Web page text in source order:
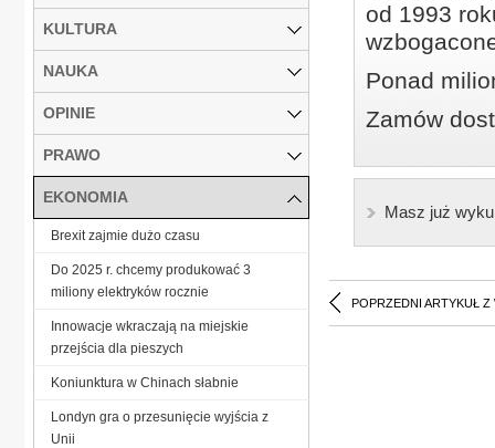
od 1993
Ponad
Zamów
Masz już
POPRZEDNI ARTYKUŁ Z
KULTURA
NAUKA
OPINIE
PRAWO
EKONOMIA
Brexit zajmie dużo czasu
Do 2025 r. chcemy produkować 3
miliony elektryków rocznie
Innowacje wkraczają na miejskie
przejścia dla pieszych
Koniunktura w Chinach słabnie
Londyn gra o przesunięcie wyjścia z
Unii